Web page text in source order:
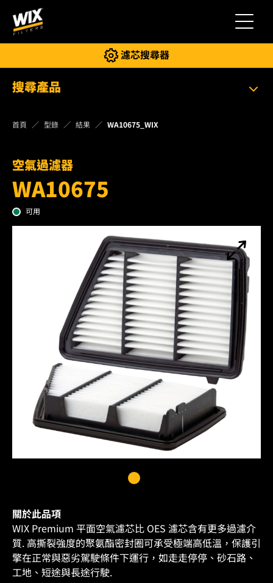
切換導航
濾芯搜尋器
搜尋產品
首頁 型錄 結果 WA10675_WIX
空氣過濾器
WA10675
可用
關於此品項
WIX Premium 平面空氣濾芯比 OES 濾芯含有更多過濾介
質. 高撕裂強度的聚氨酯密封圈可承受極端高低溫，保護引
擎在正常與惡劣駕駛條件下運行，如走走停停、砂石路、
工地、短途與長途行駛.